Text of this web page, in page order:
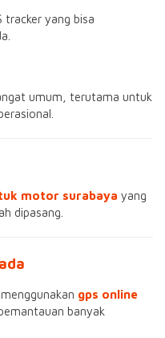
tracker yang bisa
umum, terutama untuk
motor surabaya yang
dipasang.
gps online
banyak